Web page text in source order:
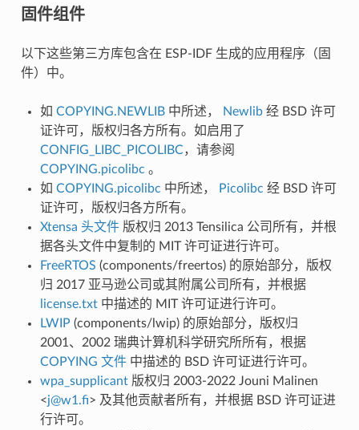
固件组件
以下这些第三方库包含在 ESP-IDF 生成的应用程序（固
件）中。
如 COPYING.NEWLIB 中所述， Newlib 经 BSD 许可
证许可，版权归各方所有。如启用了
CONFIG_LIBC_PICOLIBC，请参阅
COPYING.picolibc 。
如 COPYING.picolibc 中所述， Picolibc 经 BSD 许可
证许可，版权归各方所有。
Xtensa 头文件 版权归 2013 Tensilica 公司所有，并根
据各头文件中复制的 MIT 许可证进行许可。
FreeRTOS (components/freertos) 的原始部分，版权
归 2017 亚马逊公司或其附属公司所有，并根据
license.txt 中描述的 MIT 许可证进行许可。
LWIP (components/lwip) 的原始部分，版权归
2001、2002 瑞典计算机科学研究所所有，根据
COPYING 文件 中描述的 BSD 许可证进行许可。
wpa_supplicant版权归 2003-2022 Jouni Malinen
<j@w1 .fi> 及其他贡献者所有，并根据 BSD 许可证进
行许可。